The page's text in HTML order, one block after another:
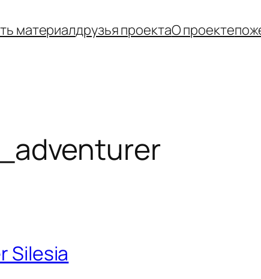
материалдрузья проектаО проекте
Silesia